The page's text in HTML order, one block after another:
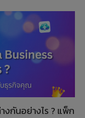
งกันอย่างไร ? แพ็ก